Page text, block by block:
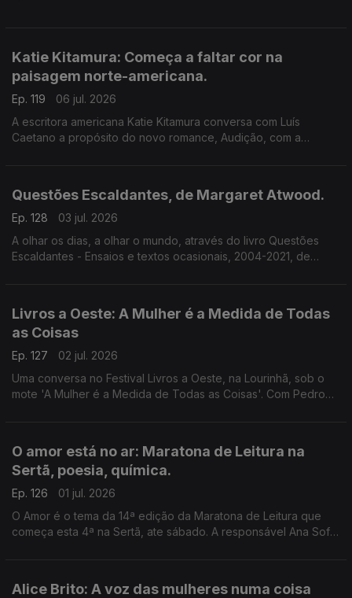
Katie Kitamura: Começa a faltar cor na
paisagem norte-americana.
Ep. 119
06 jul. 2026
A escritora americana Katie Kitamura conversa com Luís
Caetano a propósito do novo romance, Audição, com a
Questões Escaldantes, de Margaret Atwood.
Ep. 128
03 jul. 2026
A olhar os dias, a olhar o mundo, através do livro Questões
Escaldantes - Ensaios e textos ocasionais, 2004-2021, de
Livros a Oeste: A Mulher é a Medida de Todas
as Coisas
Ep. 127
02 jul. 2026
Uma conversa no Festival Livros a Oeste, na Lourinhã, sob o
mote 'A Mulher é a Medida de Todas as Coisas'. Com Pedro
O amor está no ar: Maratona de Leitura na
Sertã, poesia, química.
Ep. 126
01 jul. 2026
O Amor é o tema da 14ª edição da Maratona de Leitura que
começa esta 4ª na Sertã, ate sábado. A responsável Ana Sofia
Alice Brito: A voz das mulheres numa coisa